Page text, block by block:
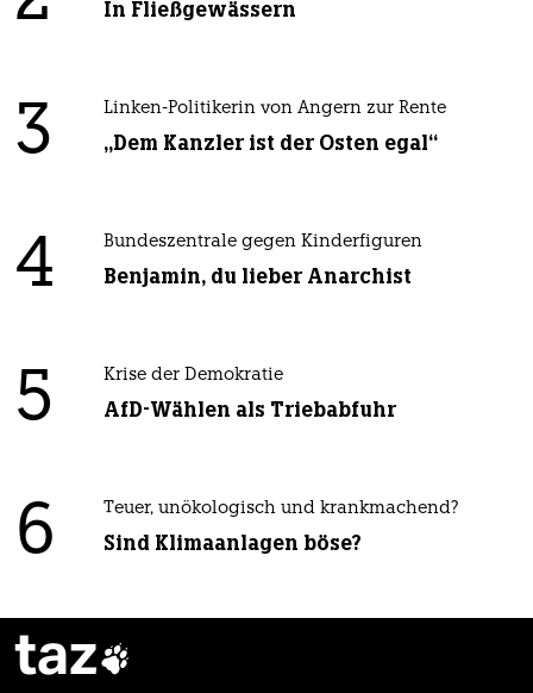
In Fließgewässern
3 Linken-Politikerin von Angern zur Rente
„Dem Kanzler ist der Osten egal“
4 Bundeszentrale gegen Kinderfiguren
Benjamin, du lieber Anarchist
5 Krise der Demokratie
AfD-Wählen als Triebabfuhr
6 Teuer, unökologisch und krankmachend?
Sind Klimaanlagen böse?
taz